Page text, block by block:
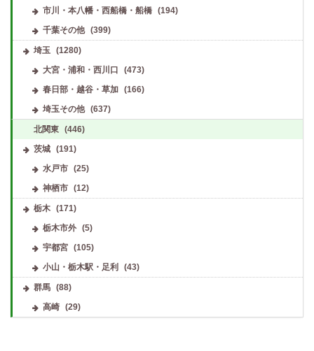
市川・本八幡・西船橋・船橋
(194)
千葉その他
(399)
埼玉
(1280)
大宮・浦和・西川口
(473)
春日部・越谷・草加
(166)
埼玉その他
(637)
北関東 (446)
茨城 (191)
水戸市
(25)
神栖市
(12)
栃木 (171)
栃木市外
(5)
宇都宮
(105)
小山・栃木駅・足利
(43)
群馬 (88)
高崎
(29)